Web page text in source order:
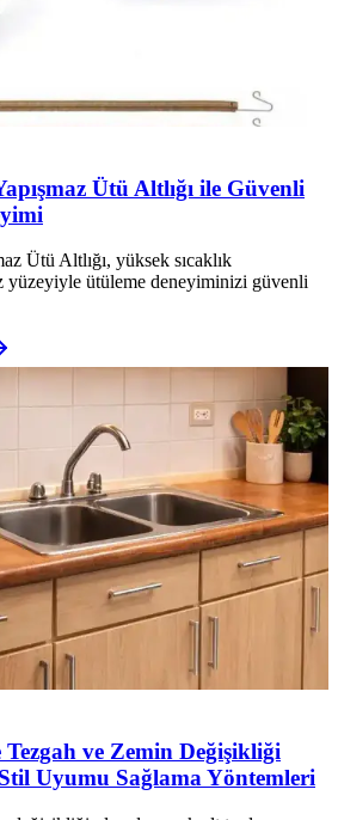
Ütü Altlığı ile Güvenli
Ütü Altlığı, yüksek sıcaklık
yüzeyiyle ütüleme deneyiminizi güvenli
ve Zemin Değişikliği
Uyumu Sağlama Yöntemleri